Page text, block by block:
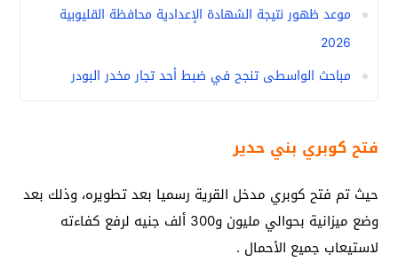
موعد ظهور نتيجة الشهادة الإعدادية محافظة القليوبية
2026
مباحث الواسطى تنجح في ضبط أحد تجار مخدر البودر
فتح كوبري بني حدير
حيث تم فتح كوبري مدخل القرية رسميا بعد تطويره، وذلك بعد
وضع ميزانية بحوالي مليون و300 ألف جنيه لرفع كفاءته
لاستيعاب جميع الأحمال .